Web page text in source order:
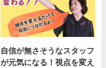
自信が無さそうなスタッフ
が元気になる！視点を変え